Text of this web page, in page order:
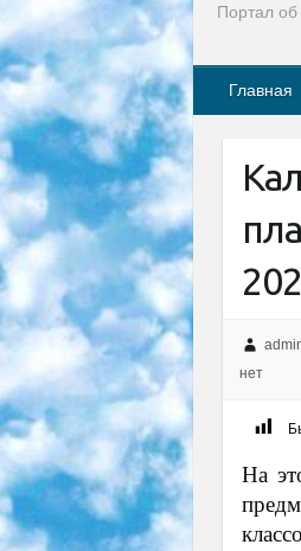
Портал об
Главная
нет
На